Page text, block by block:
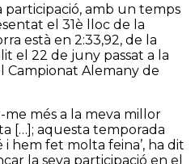
participació, amb un temps
el 31è lloc de la
està en 2:33,92, de la
el 22 de juny passat a la
Alemany de
me més a la meva millor
[…]; aquesta temporada
hem fet molta feina’, ha dit
la seva participació en el